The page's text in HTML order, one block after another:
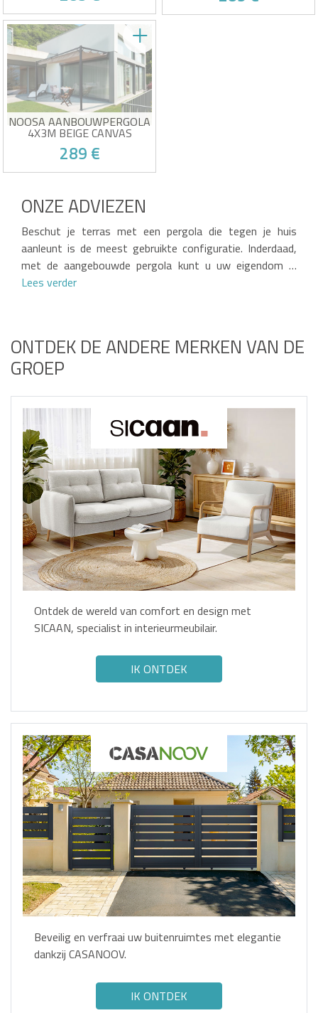
Aangebouwd tuinpaviljoen
met uitschuifbaar canvas
Afmetingen: 400x294x235cm
(LxBxH)
Structuur: epoxymetaal - RAL
Canvas: 100% polyester -
antracietgrijs
Accessoires en specifieke
schroeven inbegrepen
Slachtoffer van zijn eigen succes!
NOOSA AANBOUWPERGOLA
4X3M BEIGE CANVAS
289 €
Afmetingen: 400x294x235cm
(LxBxH)
7016
Canvas: 100% polyester -
Beige
Accessoires en specifieke
schroeven inbegrepen
Slachtoffer van zijn eigen succes!
ONZE ADVIEZEN
Beschut je terras met een pergola die tegen je huis
aanleunt is de meest gebruikte configuratie. Inderdaad,
met de aangebouwde pergola kunt u uw eigendom …
Lees verder
ONTDEK DE ANDERE MERKEN VAN DE
GROEP
Ontdek de wereld van comfort en design met
SICAAN, specialist in interieurmeubilair.
IK ONTDEK
Beveilig en verfraai uw buitenruimtes met elegantie
dankzij CASANOOV.
IK ONTDEK